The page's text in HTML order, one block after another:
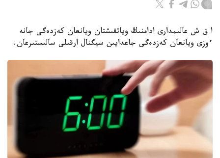
ا ق ش عالىمدارى ادامنىڭ وياتقىشتان ويانعان كەزدەگى جانە
ءوزى ويانعان كەزدەگى جاعدايىن سيگنال ارقىلى سالىستىرعان.